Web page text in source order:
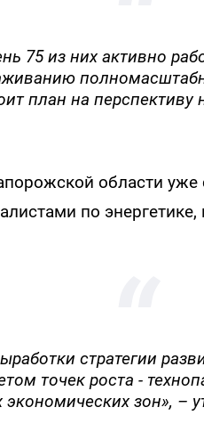
75 из них активно
план на перспективу
области
по
стратегии
точек роста -
зон», –